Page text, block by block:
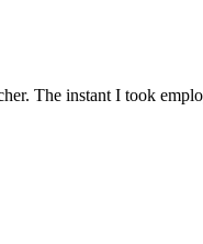
The instant I took